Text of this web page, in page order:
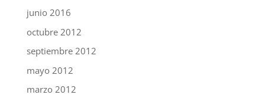
junio 2016
octubre 2012
septiembre 2012
mayo 2012
marzo 2012